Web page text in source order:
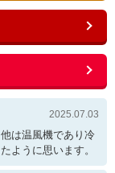
2025.07.03
は温風機であり冷
ように思います。